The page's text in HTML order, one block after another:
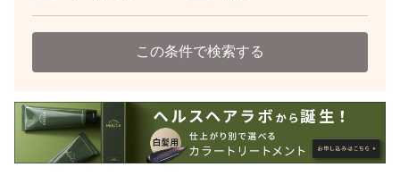
この条件で検索する